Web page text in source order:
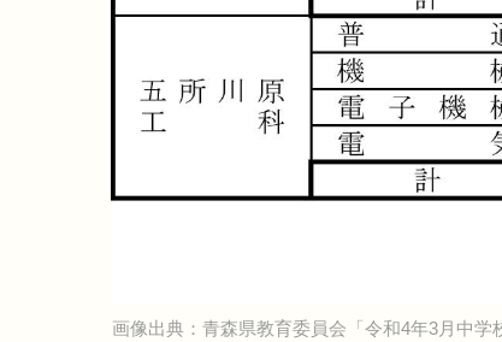
画像出典：青森県教育委員会「令和4年3月中